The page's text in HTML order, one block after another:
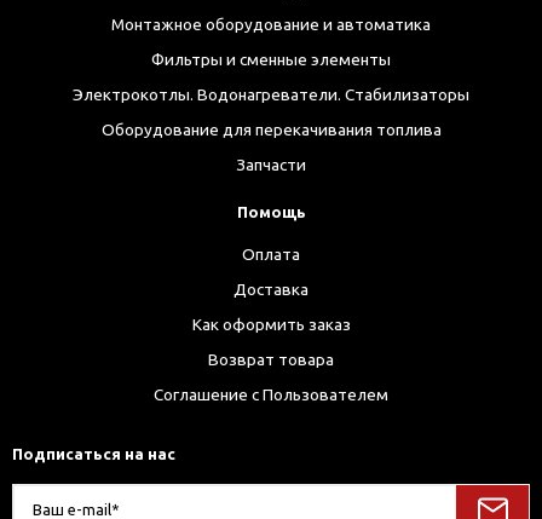
Монтажное оборудование и автоматика
Фильтры и сменные элементы
Электрокотлы. Водонагреватели. Стабилизаторы
Оборудование для перекачивания топлива
Запчасти
Помощь
Оплата
Доставка
Как оформить заказ
Возврат товара
Соглашение с Пользователем
Подписаться на нас